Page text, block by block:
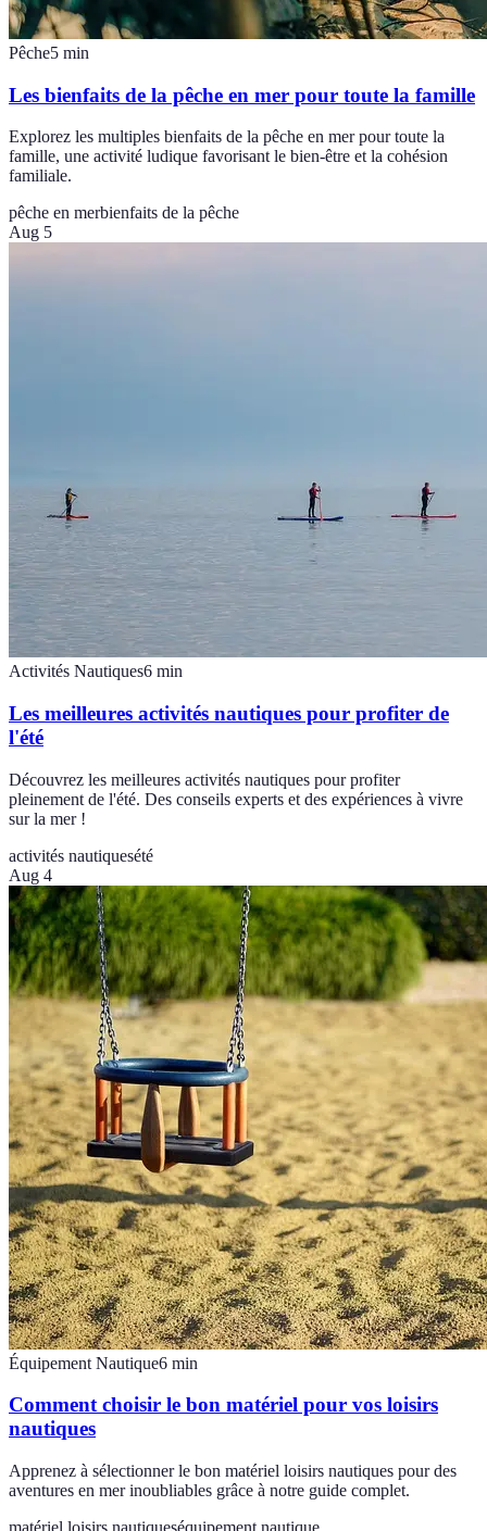
Pêche5 min
Les bienfaits de la pêche en mer pour toute la famille
Explorez les multiples bienfaits de la pêche en mer pour toute la
famille, une activité ludique favorisant le bien-être et la cohésion
familiale.
pêche en merbienfaits de la pêche
Aug 5
Activités Nautiques6 min
Les meilleures activités nautiques pour profiter de
l'été
Découvrez les meilleures activités nautiques pour profiter
pleinement de l'été. Des conseils experts et des expériences à vivre
sur la mer !
activités nautiquesété
Aug 4
Équipement Nautique6 min
Comment choisir le bon matériel pour vos loisirs
nautiques
Apprenez à sélectionner le bon matériel loisirs nautiques pour des
aventures en mer inoubliables grâce à notre guide complet.
matériel loisirs nautiqueséquipement nautique